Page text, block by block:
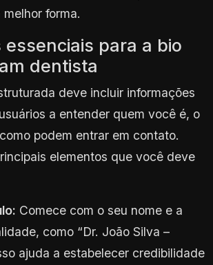
forma.
essenciais para a bio
dentista
deve incluir informações
a entender quem você é, o
podem entrar em contato.
elementos que você deve
Comece com o seu nome e a
como “Dr. João Silva –
ajuda a estabelecer credibilidade